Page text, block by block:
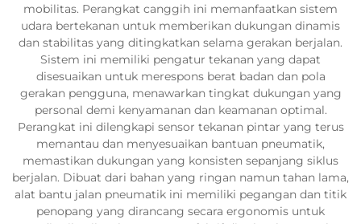
mobilitas. Perangkat canggih ini memanfaatkan sistem
udara bertekanan untuk memberikan dukungan dinamis
dan stabilitas yang ditingkatkan selama gerakan berjalan.
Sistem ini memiliki pengatur tekanan yang dapat
disesuaikan untuk merespons berat badan dan pola
gerakan pengguna, menawarkan tingkat dukungan yang
personal demi kenyamanan dan keamanan optimal.
Perangkat ini dilengkapi sensor tekanan pintar yang terus
memantau dan menyesuaikan bantuan pneumatik,
memastikan dukungan yang konsisten sepanjang siklus
berjalan. Dibuat dari bahan yang ringan namun tahan lama,
alat bantu jalan pneumatik ini memiliki pegangan dan titik
penopang yang dirancang secara ergonomis untuk